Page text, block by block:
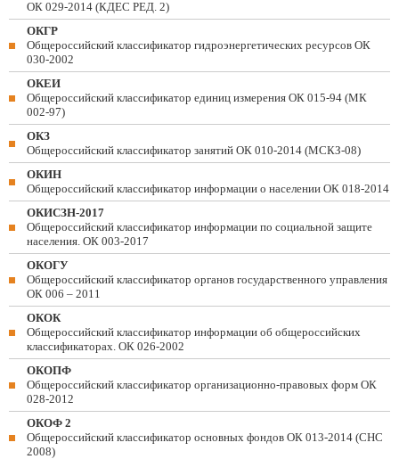
ОК 029-2014 (КДЕС РЕД. 2)
ОКГР
Общероссийский классификатор гидроэнергетических ресурсов ОК
030-2002
ОКЕИ
Общероссийский классификатор единиц измерения ОК 015-94 (МК
002-97)
ОКЗ
Общероссийский классификатор занятий ОК 010-2014 (МСКЗ-08)
ОКИН
Общероссийский классификатор информации о населении ОК 018-2014
ОКИСЗН-2017
Общероссийский классификатор информации по социальной защите
населения. ОК 003-2017
ОКОГУ
Общероссийский классификатор органов государственного управления
ОК 006 – 2011
ОКОК
Общероссийский классификатор информации об общероссийских
классификаторах. ОК 026-2002
ОКОПФ
Общероссийский классификатор организационно-правовых форм ОК
028-2012
ОКОФ 2
Общероссийский классификатор основных фондов ОК 013-2014 (СНС
2008)